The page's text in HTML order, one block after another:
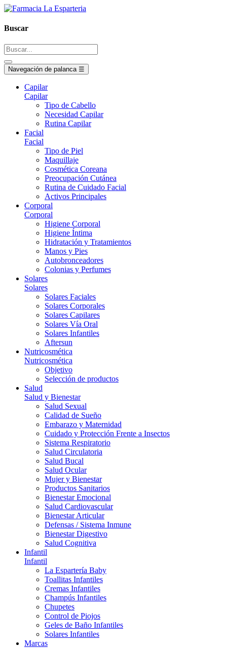
Buscar
Navegación de palanca ☰
Capilar
Capilar
Tipo de Cabello
Necesidad Capilar
Rutina Capilar
Facial
Facial
Tipo de Piel
Maquillaje
Cosmética Coreana
Preocupación Cutánea
Rutina de Cuidado Facial
Activos Principales
Corporal
Corporal
Higiene Corporal
Higiene Íntima
Hidratación y Tratamientos
Manos y Pies
Autobronceadores
Colonias y Perfumes
Solares
Solares
Solares Faciales
Solares Corporales
Solares Capilares
Solares Vía Oral
Solares Infantiles
Aftersun
Nutricosmética
Nutricosmética
Objetivo
Selección de productos
Salud
Salud y Bienestar
Salud Sexual
Calidad de Sueño
Embarazo y Maternidad
Cuidado y Protección Frente a Insectos
Sistema Respiratorio
Salud Circulatoria
Salud Bucal
Salud Ocular
Mujer y Bienestar
Productos Sanitarios
Bienestar Emocional
Salud Cardiovascular
Bienestar Articular
Defensas / Sistema Inmune
Bienestar Digestivo
Salud Cognitiva
Infantil
Infantil
La Espartería Baby
Toallitas Infantiles
Cremas Infantiles
Champús Infantiles
Chupetes
Control de Piojos
Geles de Baño Infantiles
Solares Infantiles
Marcas